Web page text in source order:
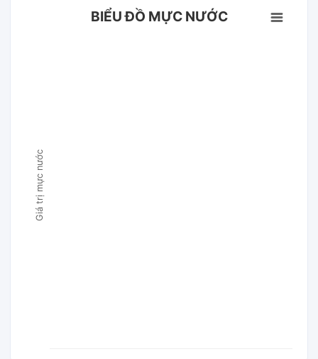
Giá trị mực nước
BIỂU ĐỒ MỰC NƯỚC